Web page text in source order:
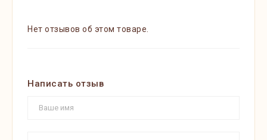
Нет отзывов об этом товаре.
Написать отзыв